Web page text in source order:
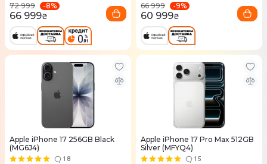
72 999
-8%
66 999₴
66 999
-9%
60 999₴
Apple iPhone 17 256GB Black
(MG6J4)
18
Apple iPhone 17 Pro Max 512GB
Silver (MFYQ4)
15